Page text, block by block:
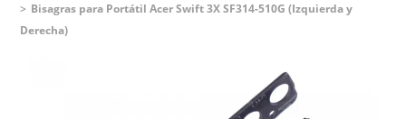
Bisagras para Portátil Acer Swift 3X SF314-510G (Izquierda y
Derecha)